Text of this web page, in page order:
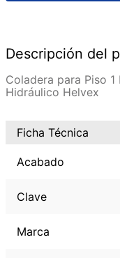
Descripción del
Coladera para Piso 1
Hidráulico Helvex
Ficha Técnica
Acabado
Clave
Marca